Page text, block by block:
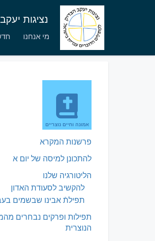
נציגות
מי אנחנו
אמונה וחיים נוצריים
פרשנות המקרא
להתכונן למיסה של יום א
הליטורגיה שלנו
להקשיב לסעודת האדון
תפילתֿ אבינו שבשמים
תפילות ופרקים נבחרים
הנוצרית